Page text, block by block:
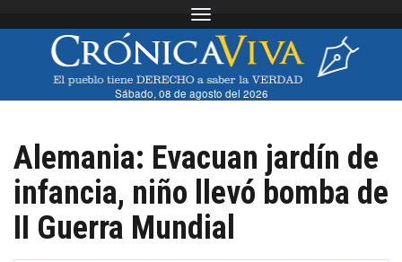
Toggle navigation
Sábado, 08 de agosto del 2026
Alemania: Evacuan jardín de
infancia, niño llevó bomba de
II Guerra Mundial